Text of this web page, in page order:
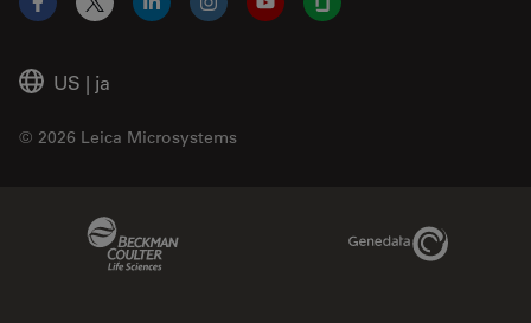
US | ja
© 2026 Leica Microsystems
Facebook
X LinkedInInstagramYouTubeGlassdoor
Genedata Link